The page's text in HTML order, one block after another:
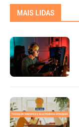
MAIS LIDAS